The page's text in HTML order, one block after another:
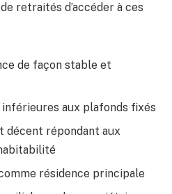
retraités d’accéder à ces
de façon stable et
aux plafonds fixés
décent répondant aux
résidence principale